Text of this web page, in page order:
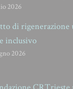
2026
di rigenerazione
inclusivo
2026